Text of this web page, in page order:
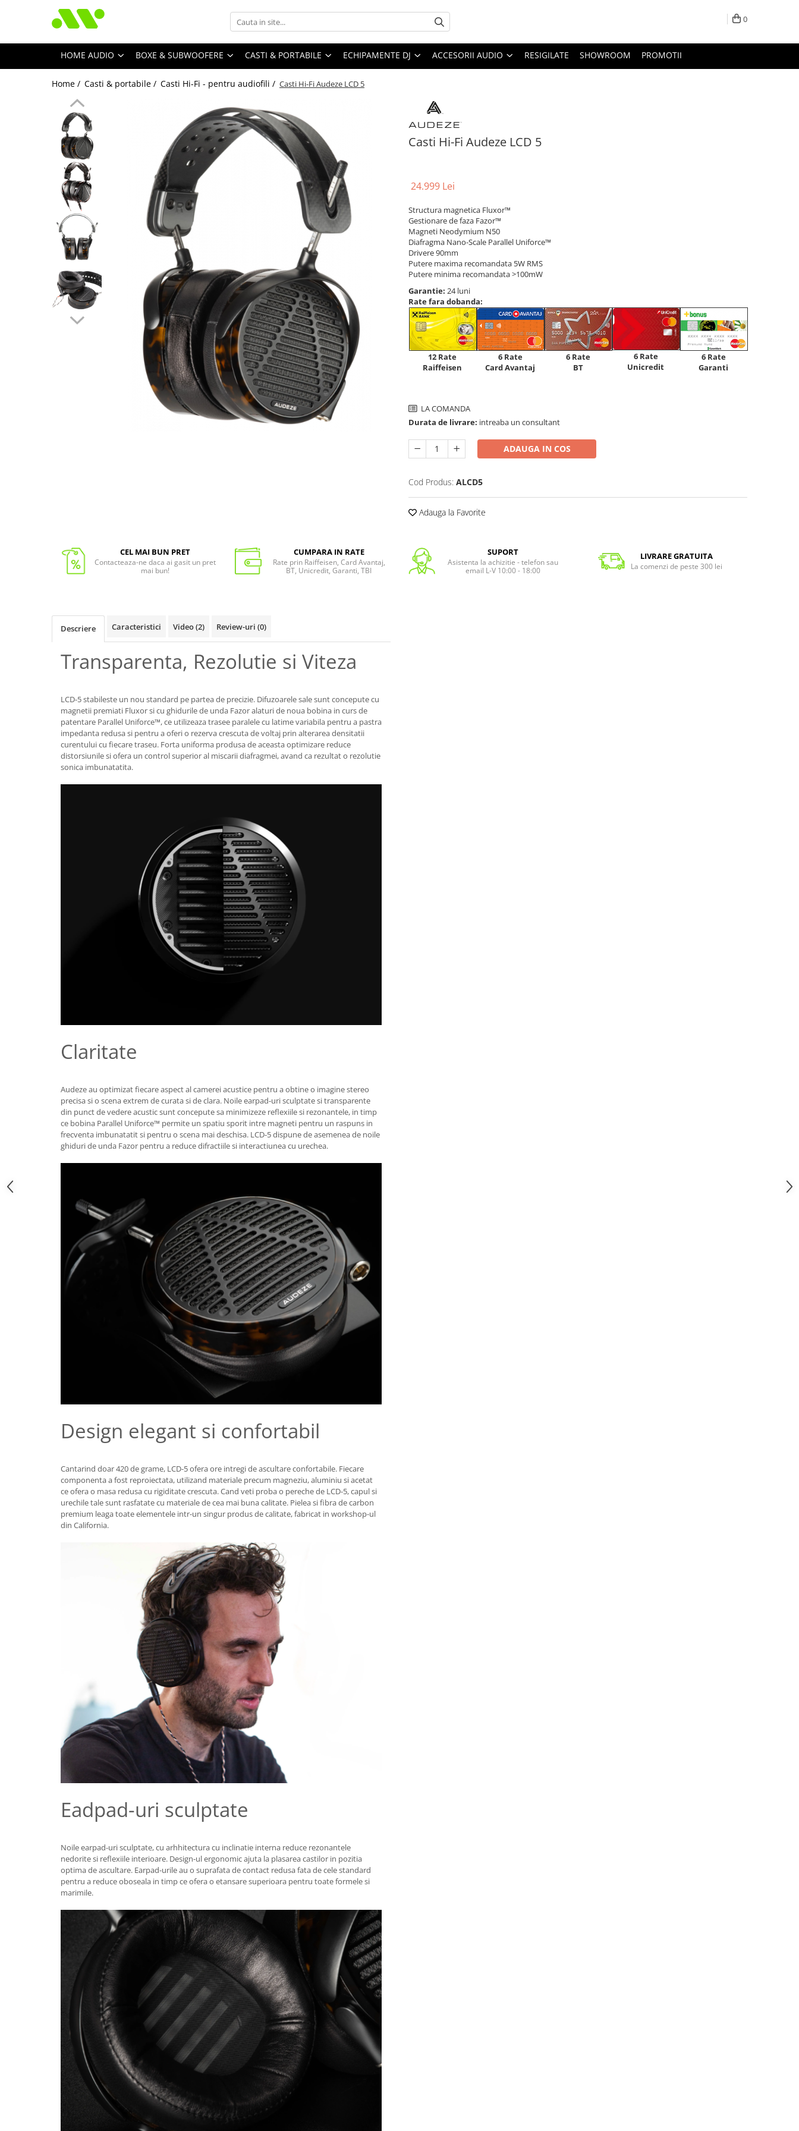
0
HOME AUDIO BOXE & SUBWOOFERE CASTI & PORTABILE ECHIPAMENTE DJ ACCESORII AUDIO RESIGILATE SHOWROOM PROMOTII
Home / Casti & portabile / Casti Hi-Fi - pentru audiofili / Casti Hi-Fi Audeze LCD 5
Casti Hi-Fi Audeze LCD 5
24.999 Lei
Structura magnetica Fluxor™
Gestionare de faza Fazor™
Magneti Neodymium N50
Diafragma Nano-Scale Parallel Uniforce™
Drivere 90mm
Putere maxima recomandata 5W RMS
Putere minima recomandata >100mW
Garantie: 24 luni
Rate fara dobanda:
12 Rate
Raiffeisen
6 Rate
Card Avantaj
6 Rate
BT
6 Rate
Unicredit
6 Rate
Garanti
LA COMANDA
Durata de livrare: intreaba un consultant
ADAUGA IN COS
Cod Produs: ALCD5
Adauga la Favorite
CEL MAI BUN PRET
Contacteaza-ne daca ai gasit un pret
mai bun!
CUMPARA IN RATE
Rate prin Raiffeisen, Card Avantaj,
BT, Unicredit, Garanti, TBI
SUPORT
Asistenta la achizitie - telefon sau
email L-V 10:00 - 18:00
LIVRARE GRATUITA
La comenzi de peste 300 lei
Descriere Caracteristici Video(2) Review-uri (0)
Transparenta, Rezolutie si Viteza
LCD-5 stabileste un nou standard pe partea de precizie. Difuzoarele sale sunt concepute cu
magnetii premiati Fluxor si cu ghidurile de unda Fazor alaturi de noua bobina in curs de
patentare Parallel Uniforce™, ce utilizeaza trasee paralele cu latime variabila pentru a pastra
impedanta redusa si pentru a oferi o rezerva crescuta de voltaj prin alterarea densitatii
curentului cu fiecare traseu. Forta uniforma produsa de aceasta optimizare reduce
distorsiunile si ofera un control superior al miscarii diafragmei, avand ca rezultat o rezolutie
sonica imbunatatita.
Claritate
Audeze au optimizat fiecare aspect al camerei acustice pentru a obtine o imagine stereo
precisa si o scena extrem de curata si de clara. Noile earpad-uri sculptate si transparente
din punct de vedere acustic sunt concepute sa minimizeze reflexiile si rezonantele, in timp
ce bobina Parallel Uniforce™ permite un spatiu sporit intre magneti pentru un raspuns in
frecventa imbunatatit si pentru o scena mai deschisa. LCD-5 dispune de asemenea de noile
ghiduri de unda Fazor pentru a reduce difractiile si interactiunea cu urechea.
Design elegant si confortabil
Cantarind doar 420 de grame, LCD-5 ofera ore intregi de ascultare confortabile. Fiecare
componenta a fost reproiectata, utilizand materiale precum magneziu, aluminiu si acetat
ce ofera o masa redusa cu rigiditate crescuta. Cand veti proba o pereche de LCD-5, capul si
urechile tale sunt rasfatate cu materiale de cea mai buna calitate. Pielea si fibra de carbon
premium leaga toate elementele intr-un singur produs de calitate, fabricat in workshop-ul
din California.
Eadpad-uri sculptate
Noile earpad-uri sculptate, cu arhhitectura cu inclinatie interna reduce rezonantele
nedorite si reflexiile interioare. Design-ul ergonomic ajuta la plasarea castilor in pozitia
optima de ascultare. Earpad-urile au o suprafata de contact redusa fata de cele standard
pentru a reduce oboseala in timp ce ofera o etansare superioara pentru toate formele si
marimile.